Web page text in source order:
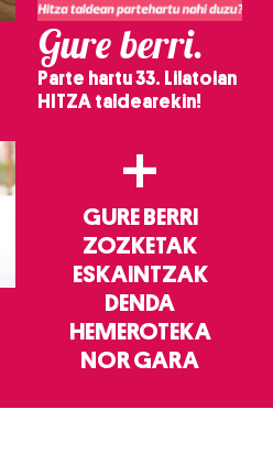
Gure berri.
Parte hartu 33. Lilatoian
HITZA taldearekin!
+
GURE BERRI
ZOZKETAK
ESKAINTZAK
DENDA
HEMEROTEKA
NOR GARA